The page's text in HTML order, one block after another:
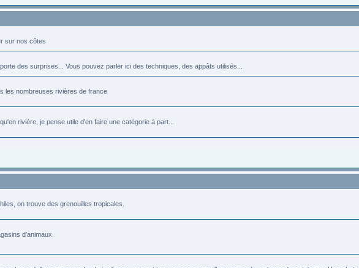
sur nos côtes
des surprises... Vous pouvez parler ici des techniques, des appâts utilisés...
les nombreuses rivières de france
rivière, je pense utile d'en faire une catégorie à part...
on trouve des grenouilles tropicales.
d'animaux.